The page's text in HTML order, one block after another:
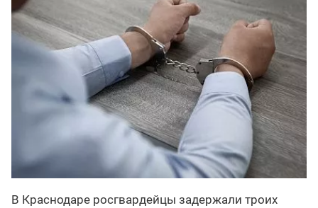
В Краснодаре росгвардейцы задержали троих